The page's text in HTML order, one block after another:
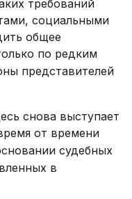
требований
социальными
общее
по редким
представителей
снова выступает
от времени
судебных
в